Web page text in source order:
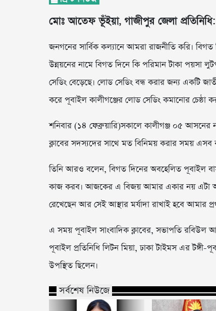
মোঃ আতেফ ভূঁইয়া, গাজীপুর জেলা প্রতিনিধি:
জনগনের সার্বিক কল্যানে আমরা রাজনীতি করি।
উন্নয়নের নামে বিগত দিনে কি পরিমান টাকা পয়সা
সেডিং বেড়েছে। লোড সেডিং বন্ধ করার জন্য একটি
করে পূবাইল কালীগঞ্জের লোড সেডিং কমানোর চেষ্ঠা
শনিবার (১৪ ফেব্রুয়ারি)সকালে কালীগঞ্জ ০৫
ক্লাবের সদস্যদের সাথে মত বিনিময় করার সময় এসব
তিনি আরও বলেন, বিগত দিনের অবহেলিত পূবাইল
কাজ করব। আজকের এ বিজয় আমার একার নয় এটা
রেখেছেন আর সেই আস্থার মর্যাদা রাখাই হবে আমার
এ সময় পূবাইল সাংবাদিক ক্লাবের, সভাপতি রবিউল
পূবাইল প্রতিনিধি লিটন মিয়া, ঢাকা টাইমস এর
উপস্থিত ছিলেন।
সর্বশেষ নিউজে